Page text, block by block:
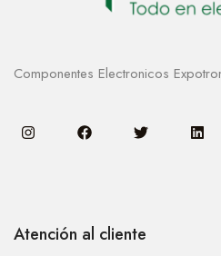
Componentes Electronicos
Atención al cliente